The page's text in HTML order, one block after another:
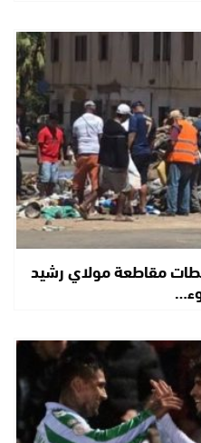
لسلطات مقاطعة مولاي رشيد